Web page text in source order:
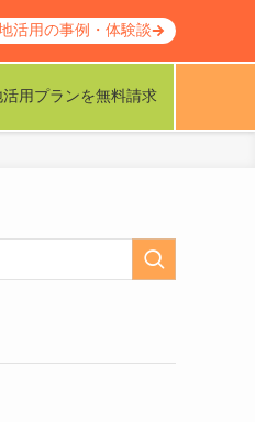
活用プランを無料請求
活用の事例・体験談